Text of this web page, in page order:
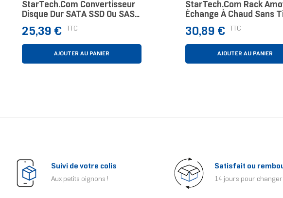
StarTech.com Convertisseur
Disque Dur SATA SSD Ou SAS
2.5" Vers SATA 3.5" -
Adaptateur HDD
Prix
25,39 € TTC
AJOUTER AU PANIER
StarTech.com Rack
Échange À Chaud Sans
De 5,25 Pouces Pour
Dur SATA De 3,5 Pouces
Prix
30,89 € TTC
AJOUTER AU PANIER
Suivi de votre colis
Aux petits oignons !
Satisfait ou
14 jours pour changer